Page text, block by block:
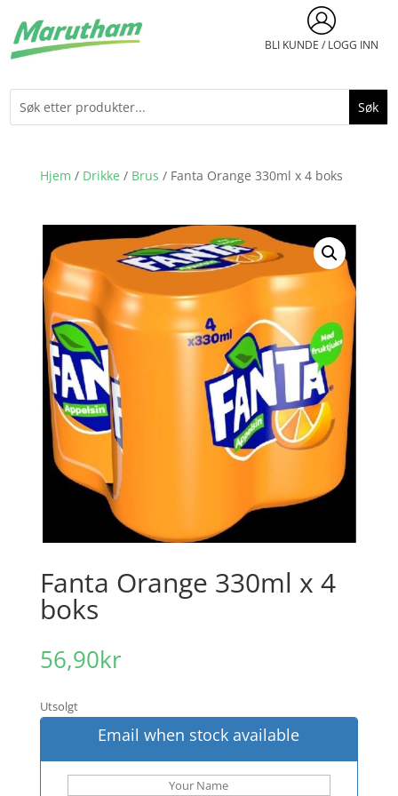
BLI KUNDE / LOGG INN
Hjem / Drikke / Brus / Fanta Orange 330ml x 4 boks
Fanta Orange 330ml x 4
boks
56,90kr
Utsolgt
Email when stock available